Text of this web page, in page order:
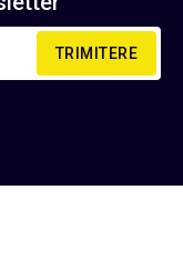
TRIMITERE